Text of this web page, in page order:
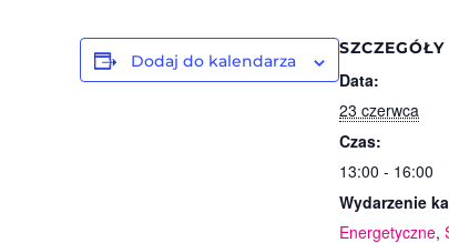
Dodaj do kalendarza
SZCZEGÓŁY
Data:
23 czerwca
Czas:
13:00 - 16:00
Wydarzenie
Energetyczne,